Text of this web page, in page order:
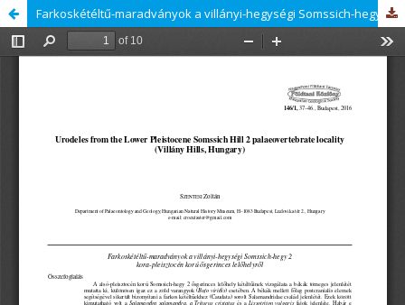
Farkoskétéltű-maradványok a villányi-hegységi Somssich-hegy 2 kora-pleisztocén korú ősgerinces lelőhelyről